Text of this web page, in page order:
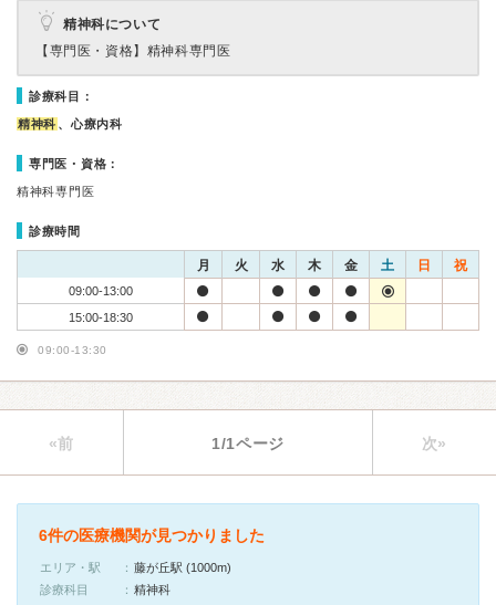
精神科について
【専門医・資格】 精神科専門医
診療科目：
精神科 、心療内科
専門医・資格：
精神科専門医
診療時間
月 火 水 木 金 土 日 祝
09:00-13:00
15:00-18:30
09:00-13:30
«前 1/1ページ 次»
6件の医療機関が見つかりました
エリア・駅
藤が丘駅 (1000m)
診療科目
精神科